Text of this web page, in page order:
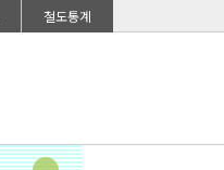
철도통계